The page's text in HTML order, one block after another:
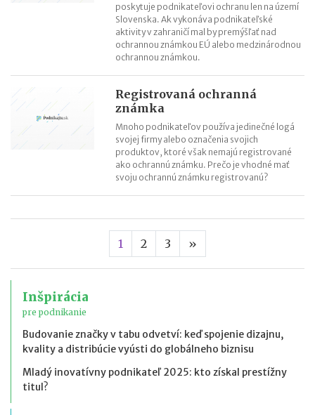
poskytuje podnikateľovi ochranu len na území
Slovenska. Ak vykonáva podnikateľské
aktivity v zahraničí mal by premýšľať nad
ochrannou známkou EÚ alebo medzinárodnou
ochrannou známkou.
Registrovaná ochranná
známka
Mnoho podnikateľov používa jedinečné logá
svojej firmy alebo označenia svojich
produktov, ktoré však nemajú registrované
ako ochrannú známku. Prečo je vhodné mať
svoju ochrannú známku registrovanú?
1 2 3 »
Inšpirácia
pre podnikanie
Budovanie značky v tabu odvetví: keď spojenie dizajnu,
kvality a distribúcie vyústi do globálneho biznisu
Mladý inovatívny podnikateľ 2025: kto získal prestížny
titul?